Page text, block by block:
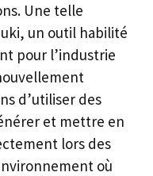
Une telle
un outil habilité
pour l’industrie
d’utiliser des
et mettre en
lors des
où